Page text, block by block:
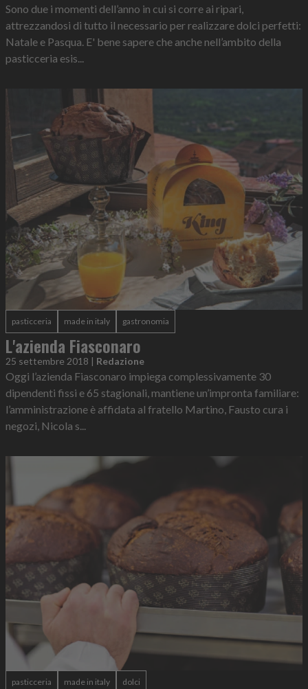
Sono due i momenti dell’anno in cui si corre ai ripari,
attrezzandosi di tutto il necessario per realizzare dolci perfetti:
Natale e Pasqua. E' bene sapere che anche nell’ambito della
pasticceria esis...
pasticceria made in italy gastronomia
L'azienda Fiasconaro
25 settembre 2018 | Redazione
Oggi l’azienda Fiasconaro impiega complessivamente 30
dipendenti fissi e 65 stagionali, mantiene un’impronta familiare:
l’amministrazione è affidata al fratello Martino, Fausto cura i
negozi, Nicola s...
pasticceria made in italy dolci